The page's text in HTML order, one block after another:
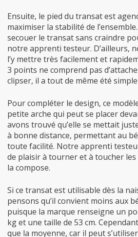
Ensuite, le pied du transat est
maximiser la stabilité de
secouer le transat sans craindre
notre apprenti testeur. D’ailleurs,
l’y mettre très facilement et
3 points ne comprend pas
clipser, il a tout de même été
Pour compléter le design, ce
petite arche qui peut se placer
avons trouvé qu’elle se mettait
à bonne distance, permettant au
toute facilité. Notre apprenti
de plaisir à tourner et à toucher
la compose.
Si ce transat est utilisable dès la
pensons qu’il convient moins aux
puisque la marque renseigne un
kg et une taille de 53 cm.
que la moyenne, car il peut